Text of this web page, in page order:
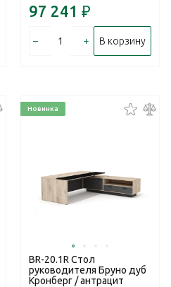
97 241 ₽
– + В корзину
Новинка
BR-20.1R Стол
руководителя Бруно дуб
Кронберг / антрацит